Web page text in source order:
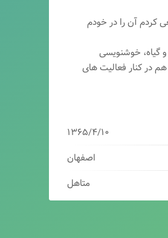
کردم آن را در خودم
گیاه، خوشنویسی
هم در کنار فعالیت های
۱۳۶۵/۴/۱۰
اصفهان
متاهل